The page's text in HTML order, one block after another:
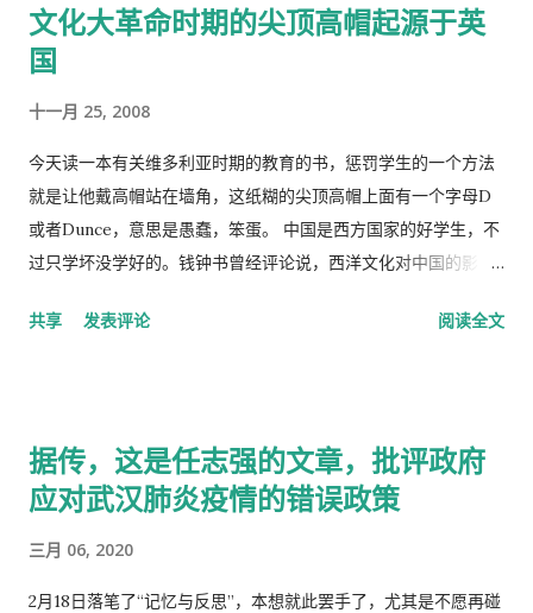
文化大革命时期的尖顶高帽起源于英
国
十一月 25, 2008
今天读一本有关维多利亚时期的教育的书，惩罚学生的一个方法
就是让他戴高帽站在墙角，这纸糊的尖顶高帽上面有一个字母D
或者Dunce，意思是愚蠢，笨蛋。 中国是西方国家的好学生，不
过只学坏没学好的。钱钟书曾经评论说，西洋文化对中国的影
不是老师往学生头上戴，而是学生往老师头上戴。
共享 发表评论 阅读全文
据传，这是任志强的文章，批评政府
应对武汉肺炎疫情的错误政策
三月 06, 2020
2月18日落笔了“记忆与反思”，本想就此罢手了，尤其是不愿再碰